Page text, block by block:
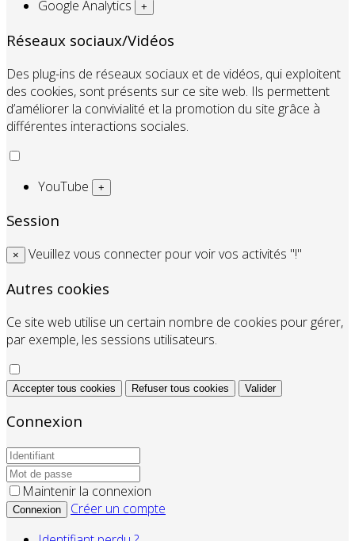
Google Analytics +
Réseaux sociaux/Vidéos
Des plug-ins de réseaux sociaux et de vidéos, qui exploitent
des cookies, sont présents sur ce site web. Ils permettent
d’améliorer la convivialité et la promotion du site grâce à
différentes interactions sociales.
YouTube +
Session
× Veuillez vous connecter pour voir vos activités "!"
Autres cookies
Ce site web utilise un certain nombre de cookies pour gérer,
par exemple, les sessions utilisateurs.
Accepter tous cookies Refuser tous cookies Valider
Connexion
Maintenir la connexion
Connexion
Créer un compte